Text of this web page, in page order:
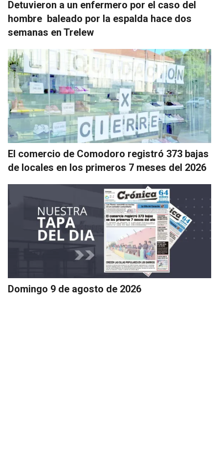
Detuvieron a un enfermero por el caso del
hombre baleado por la espalda hace dos
semanas en Trelew
El comercio de Comodoro registró 373 bajas
de locales en los primeros 7 meses del 2026
Domingo 9 de agosto de 2026